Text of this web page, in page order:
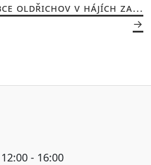
OLDŘICHOV V HÁJÍCH ZA...
- 16:00